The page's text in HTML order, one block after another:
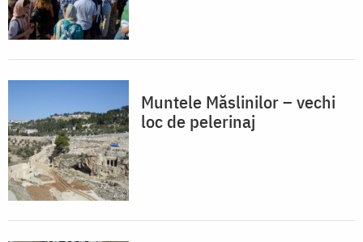
Muntele Măslinilor – vechi
loc de pelerinaj